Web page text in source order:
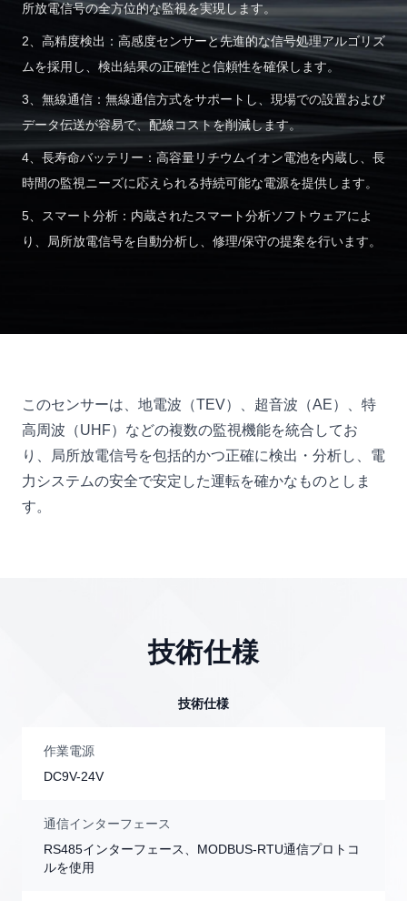
所放電信号の全方位的な監視を実現します。
2、高精度検出：高感度センサーと先進的な信号処理アルゴリズ
ムを採用し、検出結果の正確性と信頼性を確保します。
3、無線通信：無線通信方式をサポートし、現場での設置および
データ伝送が容易で、配線コストを削減します。
4、長寿命バッテリー：高容量リチウムイオン電池を内蔵し、長
時間の監視ニーズに応えられる持続可能な電源を提供します。
5、スマート分析：内蔵されたスマート分析ソフトウェアによ
り、局所放電信号を自動分析し、修理/保守の提案を行います。
このセンサーは、地電波（TEV）、超音波（AE）、特
高周波（UHF）などの複数の監視機能を統合してお
り、局所放電信号を包括的かつ正確に検出・分析し、電
力システムの安全で安定した運転を確かなものとしま
す。
技術仕様
技術仕様
作業電源
DC9V-24V
通信インターフェース
RS485インターフェース、MODBUS-RTU通信プロトコ
ルを使用